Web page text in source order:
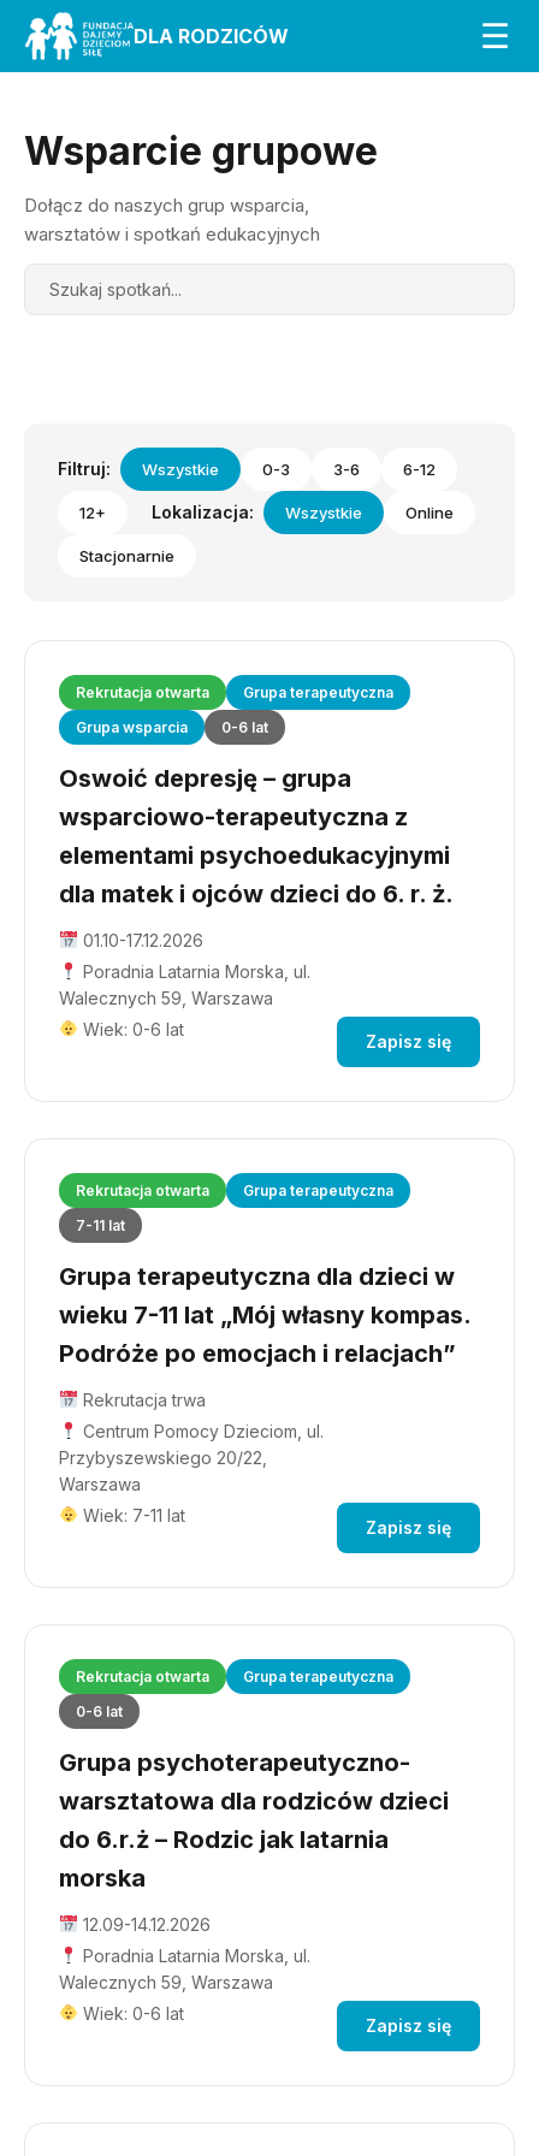
DLA RODZICÓW ☰
Wsparcie grupowe
Dołącz do naszych grup wsparcia,
warsztatów i spotkań edukacyjnych
Search
Filtruj: Wszystkie 0-3 3-6 6-12
12+ Lokalizacja: Wszystkie Online
Stacjonarnie
Rekrutacja otwarta
Grupa terapeutyczna
Grupa wsparcia
0-6 lat
Oswoić depresję – grupa
wsparciowo-terapeutyczna z
elementami psychoedukacyjnymi
dla matek i ojców dzieci do 6. r. ż.
01.10-17.12.2026
Poradnia Latarnia Morska, ul.
Walecznych 59, Warszawa
Wiek: 0-6 lat
Zapisz się
Rekrutacja otwarta
Grupa terapeutyczna
7-11 lat
Grupa terapeutyczna dla dzieci w
wieku 7-11 lat „Mój własny kompas.
Podróże po emocjach i relacjach”
Rekrutacja trwa
Centrum Pomocy Dzieciom, ul.
Przybyszewskiego 20/22,
Warszawa
Wiek: 7-11 lat
Zapisz się
Rekrutacja otwarta
Grupa terapeutyczna
0-6 lat
Grupa psychoterapeutyczno-
warsztatowa dla rodziców dzieci
do 6.r.ż – Rodzic jak latarnia
morska
12.09-14.12.2026
Poradnia Latarnia Morska, ul.
Walecznych 59, Warszawa
Wiek: 0-6 lat
Zapisz się